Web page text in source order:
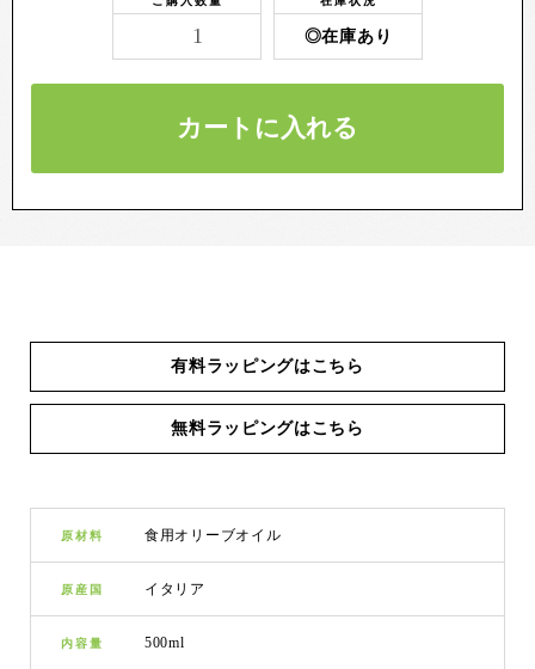
◎在庫あり
カートに入れる
有料ラッピングはこちら
無料ラッピングはこちら
原材料 食用オリーブオイル
原産国 イタリア
内容量 500ml